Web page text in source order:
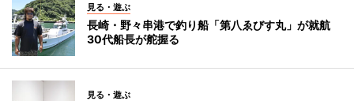
見る・遊ぶ
長崎・野々串港で釣り船「第八ゑびす丸」が就航
30代船長が舵握る
見る・遊ぶ